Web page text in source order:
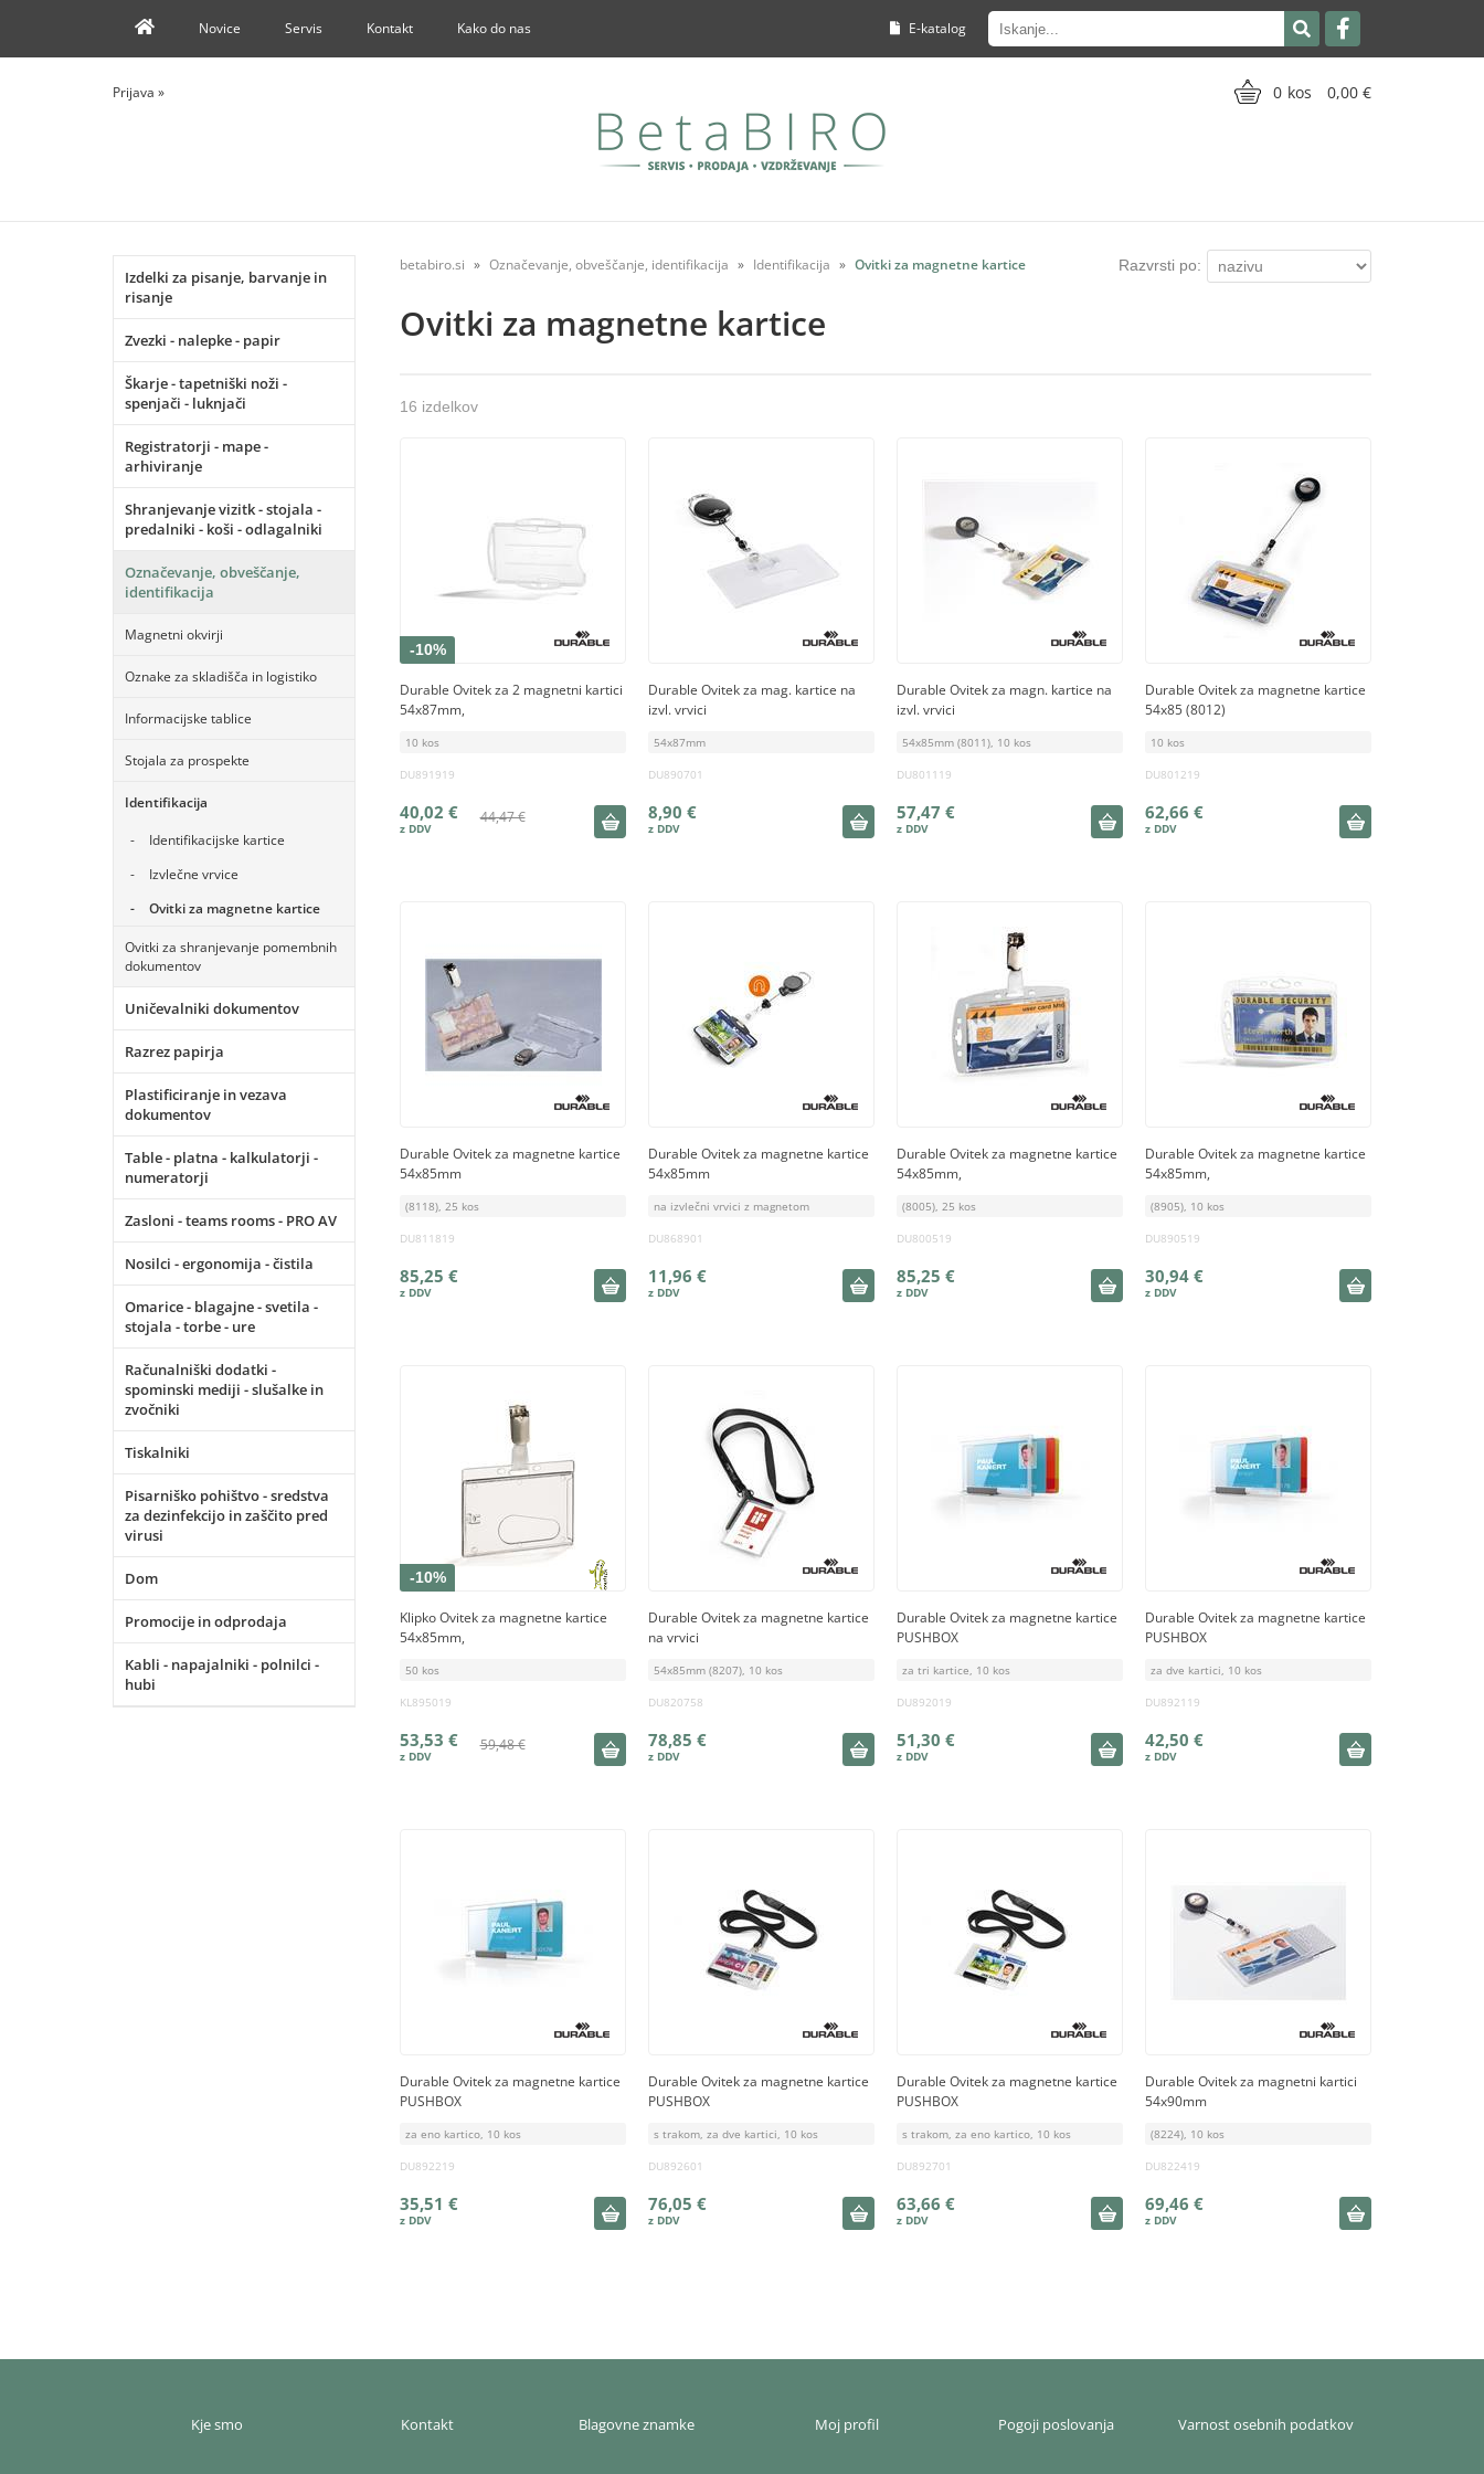
E-katalog
Novice Servis Kontakt Kako do nas
0 0,00
Prijava »
Izdelki za pisanje, barvanje in
risanje
Zvezki - nalepke - papir
Škarje - tapetniški noži -
spenjači - luknjači
Registratorji - mape -
arhiviranje
Shranjevanje vizitk - stojala -
predalniki - koši - odlagalniki
Označevanje, obveščanje,
identifikacija
Magnetni okvirji
Oznake za skladišča in logistiko
Informacijske tablice
Stojala za prospekte
Identifikacija
Identifikacijske kartice
Izvlečne vrvice
Ovitki za magnetne kartice
Ovitki za shranjevanje pomembnih
dokumentov
Uničevalniki dokumentov
Razrez papirja
Plastificiranje in vezava
dokumentov
Table - platna - kalkulatorji -
numeratorji
Zasloni - teams rooms - PRO AV
Nosilci - ergonomija - čistila
Omarice - blagajne - svetila -
stojala - torbe - ure
Računalniški dodatki -
spominski mediji - slušalke in
zvočniki
Tiskalniki
Pisarniško pohištvo - sredstva
za dezinfekcijo in zaščito pred
virusi
Dom
Promocije in odprodaja
Kabli - napajalniki - polnilci -
hubi
betabiro.si Označevanje, obveščanje, identifikacija Identifikacija Ovitki za magnetne kartice Razvrsti po:
Ovitki za magnetne kartice
16 izdelkov
-10%
Durable Ovitek za 2 magnetni kartici
54x87mm,
10 kos
DU891919
44,47 €
40,02 €
Durable Ovitek za mag. kartice na
izvl. vrvici
54x87mm
DU890701
8,90 €
Durable Ovitek za magn. kartice na
izvl. vrvici
54x85mm (8011), 10 kos
DU801119
57,47 €
Durable Ovitek za magnetne kartice
54x85 (8012)
10 kos
DU801219
62,66 €
Durable Ovitek za magnetne kartice
54x85mm
(8118), 25 kos
DU811819
85,25 €
Durable Ovitek za magnetne kartice
54x85mm
na izvlečni vrvici z magnetom
DU868901
11,96 €
Durable Ovitek za magnetne kartice
54x85mm,
(8005), 25 kos
DU800519
85,25 €
Durable Ovitek za magnetne kartice
54x85mm,
(8905), 10 kos
DU890519
30,94 €
-10%
Klipko Ovitek za magnetne kartice
54x85mm,
50 kos
KL895019
59,48 €
53,53 €
Durable Ovitek za magnetne kartice
na vrvici
54x85mm (8207), 10 kos
DU820758
78,85 €
Durable Ovitek za magnetne kartice
PUSHBOX
za tri kartice, 10 kos
DU892019
51,30 €
Durable Ovitek za magnetne kartice
PUSHBOX
za dve kartici, 10 kos
DU892119
42,50 €
Durable Ovitek za magnetne kartice
PUSHBOX
za eno kartico, 10 kos
DU892219
35,51 €
Durable Ovitek za magnetne kartice
PUSHBOX
s trakom, za dve kartici, 10 kos
DU892601
76,05 €
Durable Ovitek za magnetne kartice
PUSHBOX
s trakom, za eno kartico, 10 kos
DU892701
63,66 €
Durable Ovitek za magnetni kartici
54x90mm
(8224), 10 kos
DU822419
69,46 €
Kje smo Kontakt Blagovne znamke Moj profil Pogoji poslovanja Varnost osebnih podatkov